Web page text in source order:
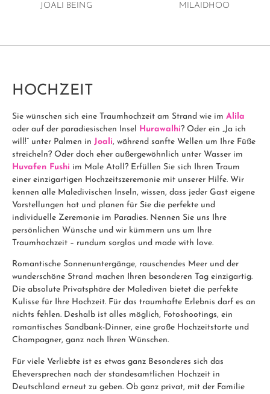
JOALI BEING MILAIDHOO
HOCHZEIT
Sie wünschen sich eine Traumhochzeit am Strand wie im Alila
oder auf der paradiesischen Insel
Hurawalhi? Oder ein „Ja ich
will!“ unter Palmen in Joali, während sanfte Wellen um Ihre Füße
streicheln? Oder doch eher außergewöhnlich unter Wasser im
Huvafen Fushi im Male Atoll? Erfüllen Sie sich Ihren Traum
einer einzigartigen Hochzeitszeremonie mit unserer Hilfe. Wir
kennen alle Maledivischen Inseln, wissen, dass jeder Gast eigene
Vorstellungen hat und planen für Sie die perfekte und
individuelle Zeremonie im Paradies. Nennen Sie uns Ihre
persönlichen Wünsche und wir kümmern uns um Ihre
Traumhochzeit – rundum sorglos und made with love.
Romantische Sonnenuntergänge, rauschendes Meer und der
wunderschöne Strand machen Ihren besonderen Tag einzigartig.
Die absolute Privatsphäre der Malediven bietet die perfekte
Kulisse für Ihre Hochzeit. Für das traumhafte Erlebnis darf es an
nichts fehlen. Deshalb ist alles möglich, Fotoshootings, ein
romantisches Sandbank-Dinner, eine große Hochzeitstorte und
Champagner, ganz nach Ihren Wünschen.
Für viele Verliebte ist es etwas ganz Besonderes sich das
Eheversprechen nach der standesamtlichen Hochzeit in
Deutschland erneut zu geben. Ob ganz privat, mit der Familie